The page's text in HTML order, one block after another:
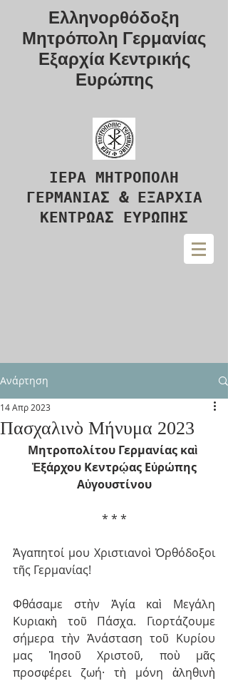
Ελληνορθόδοξη
Μητρόπολη Γερμανίας
Εξαρχία Κεντρικής
Ευρώπης
ΙΕΡΑ ΜΗΤΡΟΠΟΛΗ
ΓΕΡΜΑΝΙΑΣ & ΕΞΑΡΧΙΑ
ΚΕΝΤΡΩΑΣ ΕΥΡΩΠΗΣ
Ανάρτηση
Πασχαλινὸ Mήνυμα 2023
14 Απρ 2023
Mητροπολίτου Γερμανίας καὶ
Ἐξάρχου Kεντρῴας Eὐρώπης
Aὐγουστίνου
* * *
Ἀγαπητοί μου Χριστιανοὶ Ὀρθόδοξοι
τῆς Γερμανίας!
Φθάσαμε στὴν Ἁγία καὶ Μεγάλη
Κυριακὴ τοῦ Πάσχα. Γιορτάζουμε
σήμερα τὴν Ἀνάσταση τοῦ Κυρίου
μας Ἰησοῦ Χριστοῦ, ποὺ μᾶς
προσφέρει ζωή· τὴ μόνη ἀληθινὴ